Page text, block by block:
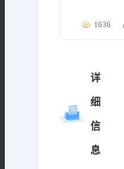
1636
详
细
信
息